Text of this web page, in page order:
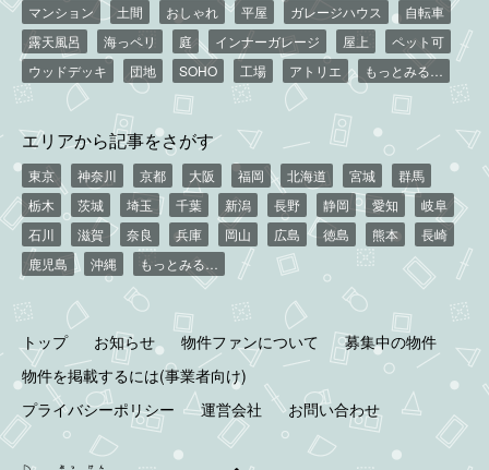
マンション
土間 おしゃれ 平屋 ガレージハウス
自転車
露天風呂
海っペリ 庭 インナーガレージ 屋上
ペット可
ウッドデッキ
団地 SOHO 工場 アトリエ もっとみる…
エリアから記事をさがす
東京 神奈川 京都 大阪 福岡 北海道 宮城
群馬
栃木
茨城 埼玉 千葉 新潟 長野 静岡 愛知
岐阜
石川
滋賀 奈良 兵庫 岡山 広島 徳島 熊本
長崎
鹿児島
沖縄 もっとみる…
トップ お知らせ 物件ファンについて
募集中の物件
物件を掲載するには(事業者向け)
プライバシーポリシー
運営会社 お問い合わせ